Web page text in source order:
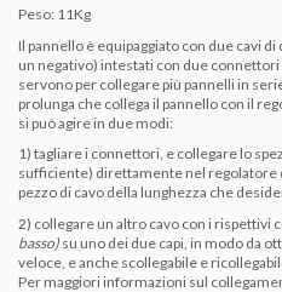
Peso: 11Kg
Il pannello è equipaggiato con due cavi
un negativo) intestati con due connettori
servono per collegare più pannelli in
prolunga che collega il pannello con il
si può agire in due modi:
1) tagliare i connettori, e collegare lo
sufficiente) direttamente nel regolatore
pezzo di cavo della lunghezza che
2) collegare un altro cavo con i rispettivi
basso) su uno dei due capi, in modo da
veloce, e anche scollegabile e
Per maggiori informazioni sul